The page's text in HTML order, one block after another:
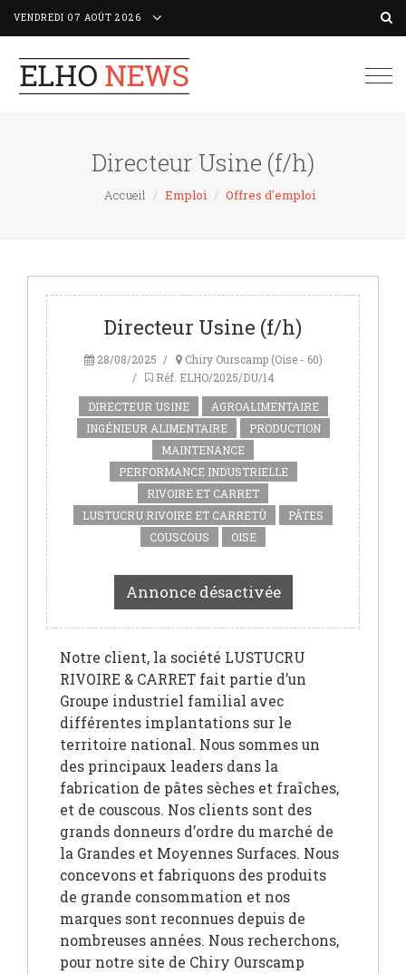
VENDREDI 07 AOÛT 2026
Directeur Usine (f/h)
Accueil Emploi Offres d'emploi
Directeur Usine (f/h)
28/08/2025
Chiry Ourscamp (Oise - 60)
Réf. ELHO/2025/DU/14
DIRECTEUR USINE
AGROALIMENTAIRE
INGÉNIEUR ALIMENTAIRE
PRODUCTION
MAINTENANCE
PERFORMANCE INDUSTRIELLE
RIVOIRE ET CARRET
LUSTUCRU RIVOIRE ET CARRETÙ
PÂTES
COUSCOUS
OISE
Annonce désactivée
Notre client, la société LUSTUCRU
RIVOIRE & CARRET fait partie d’un
Groupe industriel familial avec
différentes implantations sur le
territoire national. Nous sommes un
des principaux leaders dans la
fabrication de pâtes sèches et fraîches,
et de couscous. Nos clients sont des
grands donneurs d’ordre du marché de
la Grandes et Moyennes Surfaces. Nous
concevons et fabriquons des produits
de grande consommation et nos
marques sont reconnues depuis de
nombreuses années. Nous recherchons,
pour notre site de Chiry Ourscamp